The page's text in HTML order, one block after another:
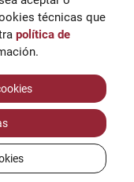
técnicas que
política de